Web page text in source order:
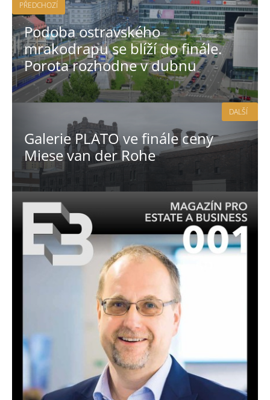
PŘEDCHOZÍ
Podoba ostravského
mrakodrapu se blíží do finále.
Porota rozhodne v dubnu
Galerie PLATO ve finále ceny
Miese van der Rohe
DALŠÍ